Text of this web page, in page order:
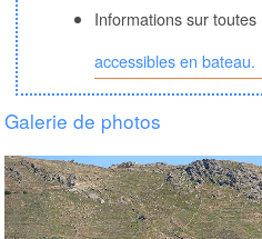
Informations sur toutes
accessibles en bateau.
Galerie de photos